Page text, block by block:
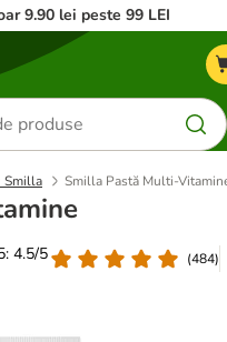
9.90 lei peste 99 LEI
Smilla Pastă Multi-
4.5/5
(484)